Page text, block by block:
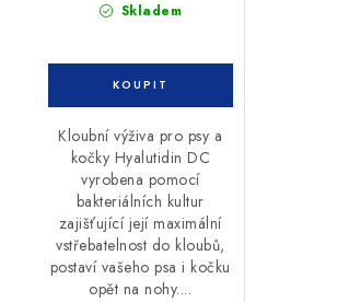
Skladem
Kloubní výživa pro psy a
kočky Hyalutidin DC
vyrobena pomocí
bakteriálních kultur
zajišťující její maximální
vstřebatelnost do kloubů,
postaví vašeho psa i kočku
opět na nohy....